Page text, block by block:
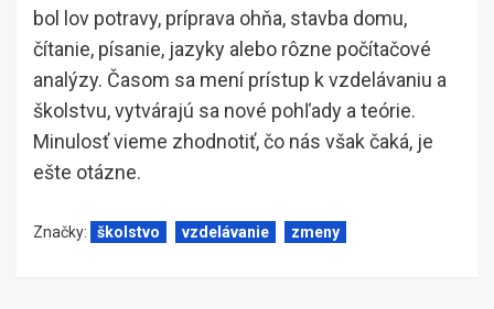
bol lov potravy, príprava ohňa, stavba domu,
čítanie, písanie, jazyky alebo rôzne počítačové
analýzy. Časom sa mení prístup k vzdelávaniu a
školstvu, vytvárajú sa nové pohľady a teórie.
Minulosť vieme zhodnotiť, čo nás však čaká, je
ešte otázne.
Značky: školstvo vzdelávanie zmeny